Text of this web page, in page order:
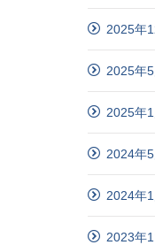
2025年
2025年5
2025年1
2024年5
2024年1
2023年